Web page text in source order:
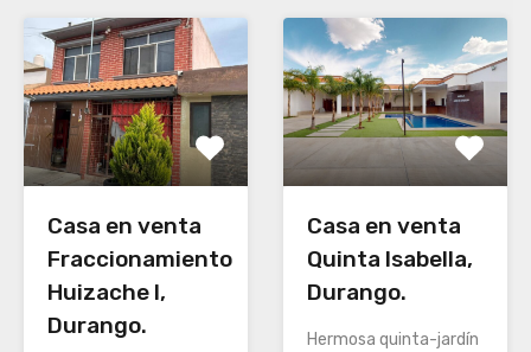
Casa en venta
Fraccionamiento
Huizache I,
Durango.
Casa en venta
Quinta Isabella,
Durango.
Hermosa quinta-jardín